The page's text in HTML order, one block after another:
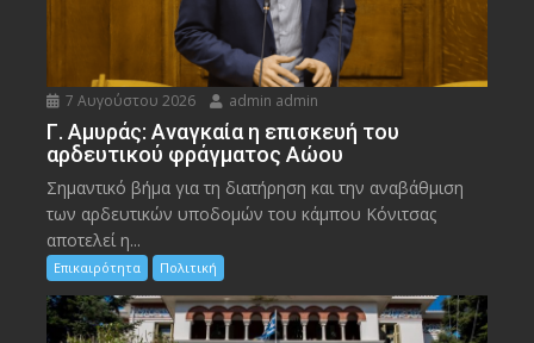
7 Αυγούστου 2026 admin admin
Γ. Αμυράς: Αναγκαία η επισκευή του
αρδευτικού φράγματος Αώου
Σημαντικό βήμα για τη διατήρηση και την αναβάθμιση
των αρδευτικών υποδομών του κάμπου Κόνιτσας
αποτελεί η...
Επικαιρότητα Πολιτική